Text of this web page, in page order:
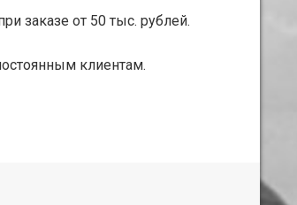
заказе от 50 тыс. рублей.
клиентам.